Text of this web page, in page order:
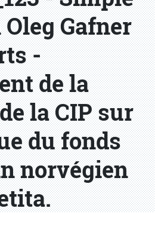
Gafner
-
de la
la CIP sur
du fonds
norvégien